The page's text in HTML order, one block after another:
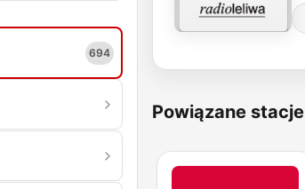
694
Powiązane stacje